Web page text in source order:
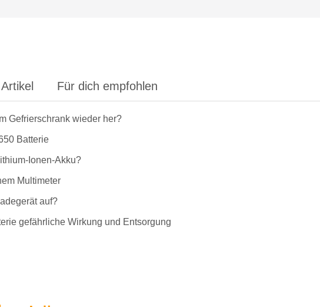
Für dich empfohlen
Gefrierschrank wieder her?
Batterie
Ionen-Akku?
Multimeter
auf?
gefährliche Wirkung und Entsorgung